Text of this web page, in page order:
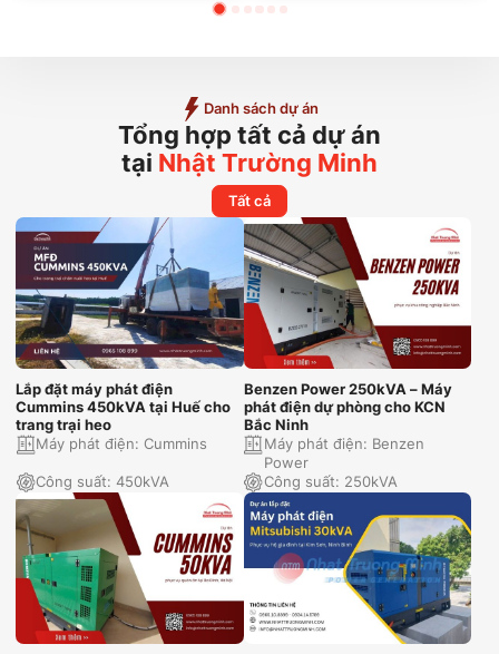
Danh sách dự án
Tổng hợp tất cả dự án
tại Nhật Trường Minh
Tất cả
Lắp đặt máy phát điện
Cummins 450kVA tại Huế cho
trang trại heo
Máy phát điện:Cummins
Công suất:450kVA
Benzen Power 250kVA – Máy
phát điện dự phòng cho KCN
Bắc Ninh
Máy phát điện: Benzen
Power
Công suất: 250kVA